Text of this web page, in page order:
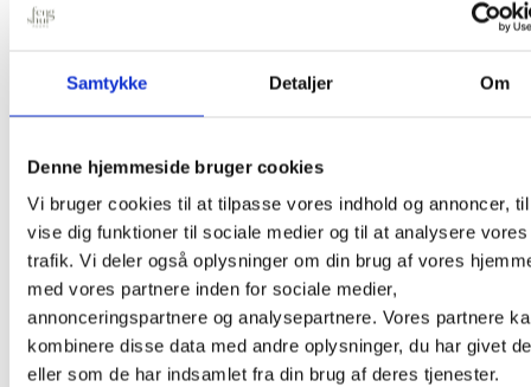
Samtykke Detaljer Om
Denne hjemmeside bruger cookies
Vi bruger cookies til at tilpasse vores indhold og annoncer,
vise dig funktioner til sociale medier og til at analysere vores
trafik. Vi deler også oplysninger om din brug af vores
med vores partnere inden for sociale medier,
annonceringspartnere og analysepartnere. Vores partnere
kombinere disse data med andre oplysninger, du har givet
eller som de har indsamlet fra din brug af deres tjenester.
Jord
Metal
Vand
Symbolik
Fisk
Fugle
Hesten
Insekter
Sanser
Kundeservice
Kontakt
Betaling, fragt og levering
Privatlivspolitik
Om mig